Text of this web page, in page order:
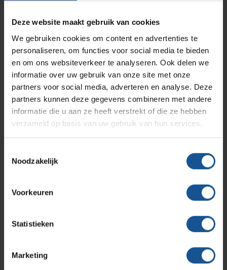
Deze website maakt gebruik van cookies
We gebruiken cookies om content en advertenties te
personaliseren, om functies voor social media te bieden
en om ons websiteverkeer te analyseren. Ook delen we
informatie over uw gebruik van onze site met onze
partners voor social media, adverteren en analyse. Deze
partners kunnen deze gegevens combineren met andere
informatie die u aan ze heeft verstrekt of die ze hebben
verzameld op basis van uw gebruik van hun services.
Noodzakelijk
Voorkeuren
Statistieken
Marketing
opslag. De productie van maatwerk is in eigen beheer. VE-
Systems speelt zowel op standaard als specifieke
maatwerk vraagstukken snel en flexibel in op
klantspecificaties en komt daarmee tot creatieve en
efficiënte oplossingen.
Het productassortiment van VE-Systems is overzichtelijk
gerangschikt en door de handige filters vindt u snel het
juiste product binnen ons uitgebreide assortiment. Direct al
behoefte aan contact met een medewerker die kennis heeft
van uw branche? Neem dancontactmet ons op.
Offerte
Wilt u direct een vrijblijvende offerte voor dit product
Systems.
Branches
Solutions
RVS Werkplekinrichting
Productlijnen
Medische afvalverpakkingen
Infectiepreventie en hygiëne
Assortiment
Onze merken
Hammerlit
Septodry
Metro
Zarges
Contact
Ons team
Klantcases
Vacatures